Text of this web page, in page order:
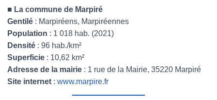
■ La commune de Marpiré
Gentilé : Marpiréens, Marpiréennes
Population : 1 018 hab. (2021)
Densité : 96 hab./km²
Superficie : 10,62 km²
Adresse de la mairie : 1 rue de la Mairie, 35220 Marpiré
Site internet : www.marpire.fr